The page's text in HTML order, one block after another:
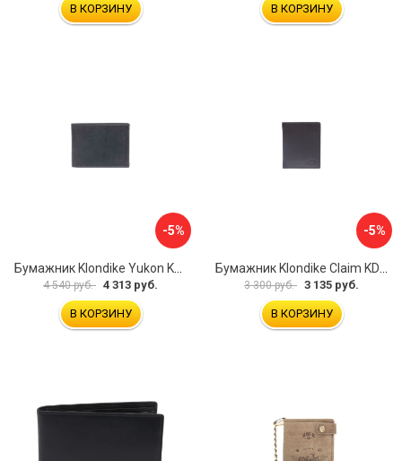
В КОРЗИНУ В КОРЗИНУ
-5%
Бумажник Klondike Yukon KD1112-01
4 540 руб. 4 313 руб.
В КОРЗИНУ
-5%
Бумажник Klondike Claim KD1102-03
3 300 руб. 3 135 руб.
В КОРЗИНУ